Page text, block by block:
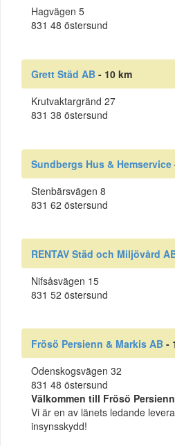
Hagvägen 5
831 48 östersund
Grett Städ AB - 10 km
Krutvaktargränd 27
831 38 östersund
Sundbergs Hus & Hemservice
Stenbärsvägen 8
831 62 östersund
RENTAV Städ och Miljövård
Nifsåsvägen 15
831 52 östersund
Frösö Persienn & Markis AB -
Odenskogsvägen 32
831 48 östersund
Välkommen till Frösö
Vi är en av länets ledande
insynsskydd!